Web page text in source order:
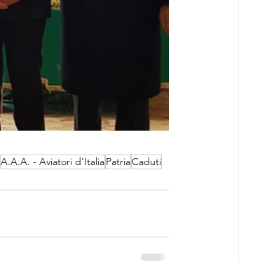
A.A.A. - Aviatori d'ItaliaPatriaCaduti